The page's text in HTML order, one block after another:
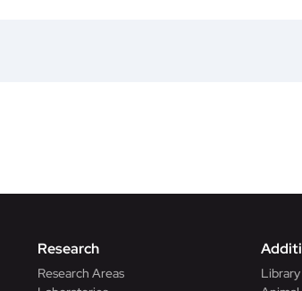
Research
Research Areas
Library